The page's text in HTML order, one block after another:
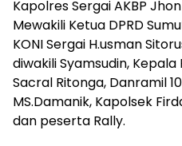
Kapolres Sergai AKBP
Mewakili Ketua DPRD
KONI Sergai H.usman
diwakili Syamsudin, Kepala
Sacral Ritonga, Danramil
MS.Damanik, Kapolsek
dan peserta Rally.